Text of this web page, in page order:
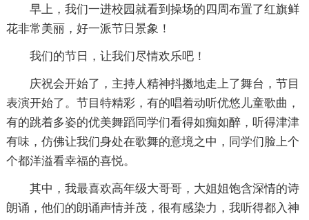
早上，我们一进校园就看到操场的四周布置了红旗鲜
花非常美丽，好一派节日景象！
我们的节日，让我们尽情欢乐吧！
庆祝会开始了，主持人精神抖擞地走上了舞台，节目
表演开始了。节目特精彩，有的唱着动听优悠儿童歌曲，
有的跳着多姿的优美舞蹈同学们看得如痴如醉，听得津津
有味，仿佛让我们身处在歌舞的意境之中，同学们脸上个
个都洋溢看幸福的喜悦。
其中，我最喜欢高年级大哥哥，大姐姐饱含深情的诗
朗诵，他们的朗诵声情并茂，很有感染力，我听得都入神